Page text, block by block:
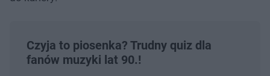
Czyja to piosenka? Trudny quiz dla
fanów muzyki lat 90.!